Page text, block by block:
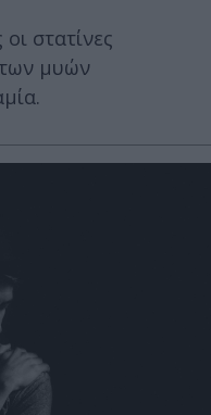
στατίνες
των μυών